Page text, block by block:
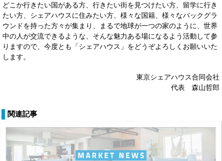
どこか行きたい国がある方、行きたい街を見つけたい方、留学に行き
たい方、シェアハウスに住みたい方、様々な国籍、様々なバックグラ
ウンドを持った方々が集まり、まるで地球が一つの家のように、世界
中の人が交流できるような、そんな魅力ある場になるよう活動して参
りますので、今度とも「シェアハウス」をどうぞよろしくお願いいた
します。
東京シェアハウス合同会社
代表 森山哲郎
関連記事